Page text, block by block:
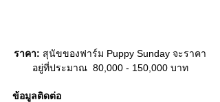
ราคา: สุนัขของฟาร์ม Puppy Sunday จะราคา
อยู่ที่ประมาณ  80,000 - 150,000 บาท
ข้อมูลติดต่อ